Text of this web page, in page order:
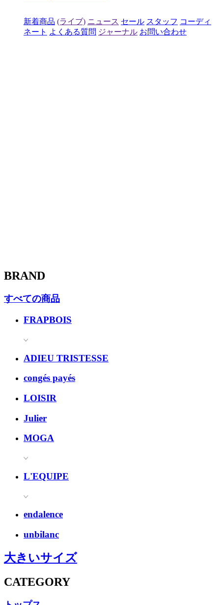
新着商品 (ライブ) ニュース セール スタッフ コーディ
ネート よくある質問 ジャーナル お問い合わせ
BRAND
すべての商品
FRAPBOIS
ADIEU TRISTESSE
congés payés
LOISIR
Julier
MOGA
L'EQUIPE
endalence
unbilanc
大きいサイズ
CATEGORY